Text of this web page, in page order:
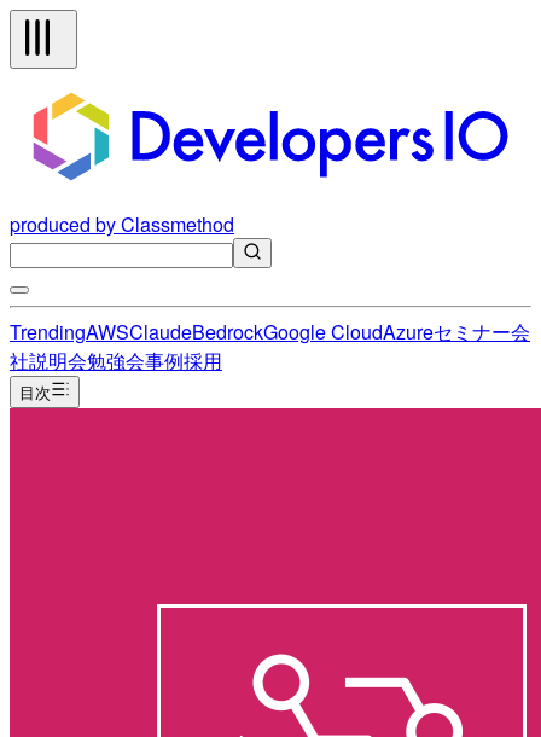
produced by Classmethod
TrendingAWSClaudeBedrockGoogle CloudAzureセミナー会
社説明会勉強会事例採用
目次